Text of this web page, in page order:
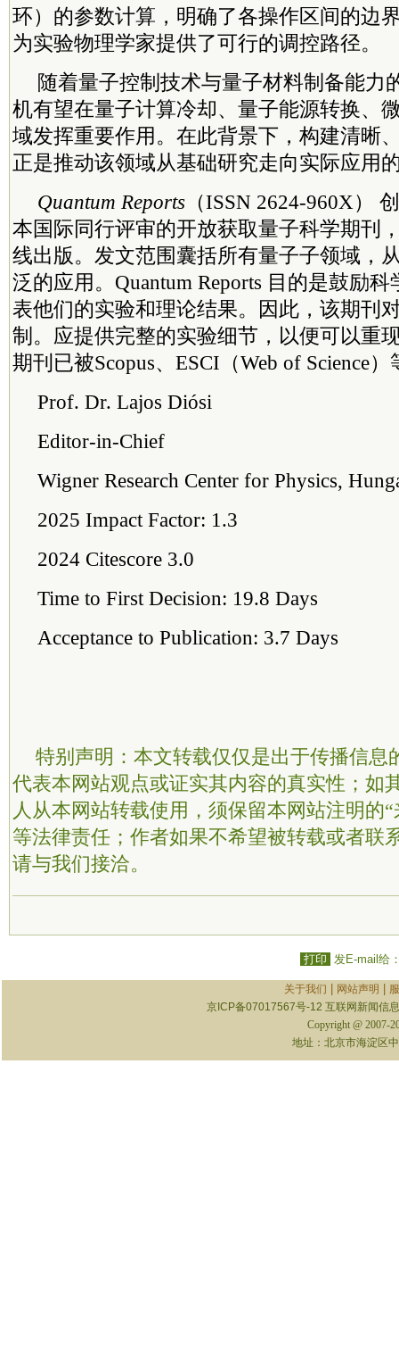
环）的参数计算，明确了各操作区间的边
为实验物理学家提供了可行的调控路径。
随着量子控制技术与量子材料制备能力
机有望在量子计算冷却、量子能源转换、
域发挥重要作用。在此背景下，构建清晰
正是推动该领域从基础研究走向实际应用
Quantum Reports （ISSN 2624-960X）
本国际同行评审的开放获取量子科学期刊
线出版。发文范围囊括所有量子子领域，
泛的应用。Quantum Reports 目的是鼓励
表他们的实验和理论结果。因此，该期刊
制。应提供完整的实验细节，以便可以重
期刊已被Scopus、ESCI（Web of Science
Prof. Dr. Lajos Diósi
Editor-in-Chief
Wigner Research Center for Physics,
2025 Impact Factor: 1.3
2024 Citescore 3.0
Time to First Decision: 19.8 Days
Acceptance to Publication: 3.7 Days
特别声明：本文转载仅仅是出于传播信息
代表本网站观点或证实其内容的真实性；如
人从本网站转载使用，须保留本网站注明的
等法律责任；作者如果不希望被转载或者联
请与我们接洽。
打印 发E-mail给
关于我们 网站声明
京ICP备07017567号-12 互联网新闻信
Copyright @ 2007-
地址：北京市海淀区